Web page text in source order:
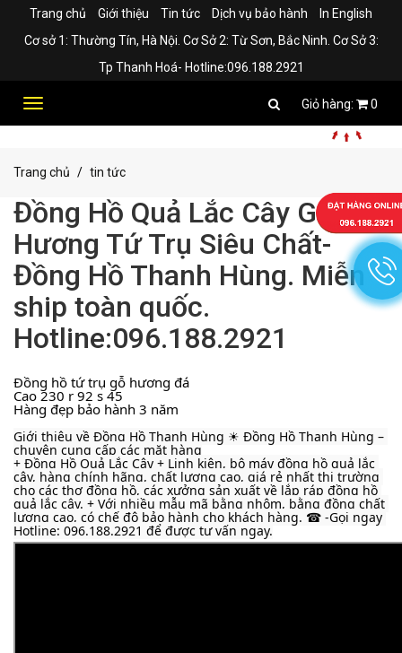
Trang chủ Giới thiệu Tin tức Dịch vụ bảo hành
In English
Cơ sở 1: Thường Tín, Hà Nội. Cơ Sở 2: Từ Sơn, Bắc Ninh. Cơ Sở 3:
Tp Thanh Hoá- Hotline:096.188.2921
Toggle
0
Trang chủ tin tức
Đồng Hồ Quả Lắc Cây Gỗ
Hương Tứ Trụ Siêu Chất-
Đồng Hồ Thanh Hùng. Miễn
ship toàn quốc.
Hotline:096.188.2921
Đồng hồ tứ trụ gỗ hương đá
Cao 230 r 92 s 45
Hàng đẹp bảo hành 3 năm
Giới thiệu về Đồng Hồ Thanh Hùng ☀ Đồng Hồ Thanh Hùng –
chuyên cung cấp các mặt hàng
+ Đồng Hồ Quả Lắc Cây + Linh kiện, bộ máy đồng hồ quả lắc
cây, hàng chính hãng, chất lượng cao, giá rẻ nhất thị trường
cho các thợ đồng hồ, các xưởng sản xuất về lắp ráp đồng hồ
quả lắc cây. + Với nhiều mẫu mã bằng nhôm, bằng đồng chất
lượng cao, có chế độ bảo hành cho khách hàng. ☎ -Gọi ngay
Hotline: 096.188.2921 để được tư vấn ngay.